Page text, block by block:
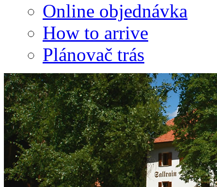
Online objednávka
How to arrive
Plánovač trás